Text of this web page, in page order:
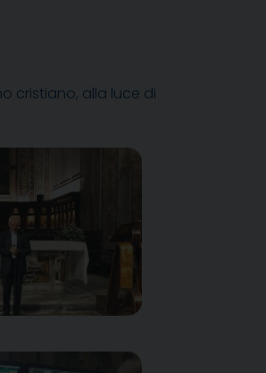
cristiano, alla luce di